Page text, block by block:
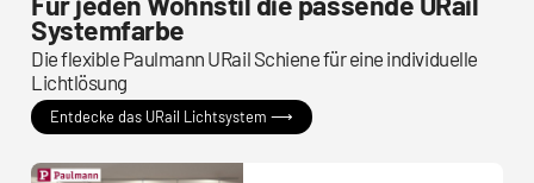
Systemfarbe
Die flexible Paulmann URail Schiene für eine individuelle
Lichtlösung
Entdecke das URail Lichtsystem ⟶